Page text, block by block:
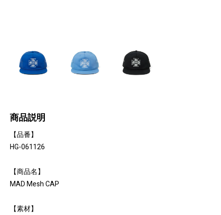
商品説明
【品番】
HG-061126
【商品名】
MAD Mesh CAP
【素材】